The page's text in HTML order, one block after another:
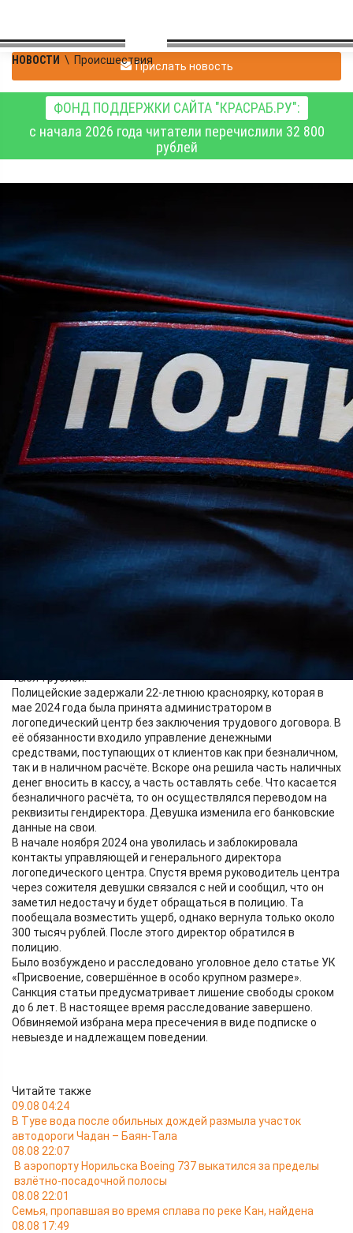
НОВОСТИ \ ПроисшествияПрислать новость
ФОНД ПОДДЕРЖКИ САЙТА "КРАСРАБ.РУ":
с начала 2026 года читатели перечислили 32 800
рублей
Красноярска присвоила
более полумиллиона
рублей
логопедического
центра
Происшествия
18.05.2026 13:10371
В сентябре 2025 года в дежурную часть полиции поступило
года в коррекционно-логопедическом центре, где он
является гендиректором, было выявлено хищение около 600
тысяч рублей.
Полицейские задержали 22-летнюю красноярку, которая в
мае 2024 года была принята администратором в
логопедический центр без заключения трудового договора. В
её обязанности входило управление денежными
средствами, поступающих от клиентов как при безналичном,
так и в наличном расчёте. Вскоре она решила часть наличных
денег вносить в кассу, а часть оставлять себе. Что касается
безналичного расчёта, то он осуществлялся переводом на
реквизиты гендиректора. Девушка изменила его банковские
данные на свои.
В начале ноября 2024 она уволилась и заблокировала
контакты управляющей и генерального директора
логопедического центра. Спустя время руководитель центра
через сожителя девушки связался с ней и сообщил, что он
заметил недостачу и будет обращаться в полицию. Та
пообещала возместить ущерб, однако вернула только около
300 тысяч рублей. После этого директор обратился в
полицию.
Было возбуждено и расследовано уголовное дело статье УК
«Присвоение, совершённое в особо крупном размере».
Санкция статьи предусматривает лишение свободы сроком
до 6 лет. В настоящее время расследование завершено.
Обвиняемой избрана мера пресечения в виде подписке о
невыезде и надлежащем поведении.
Читайте также
09.08 04:24
В Туве вода после обильных дождей размыла участок
автодороги Чадан – Баян-Тала
08.08 22:07
В аэропорту Норильска Boeing 737 выкатился за пределы
взлётно-посадочной полосы
08.08 22:01
Семья, пропавшая во время сплава по реке Кан, найдена
08.08 17:49